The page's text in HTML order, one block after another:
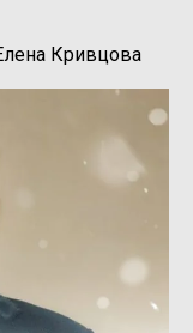
Кривцова